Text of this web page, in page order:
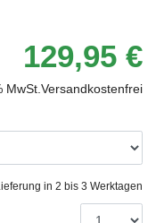
129,95 €
MwSt.Versandkostenfrei
in 2 bis 3 Werktagen